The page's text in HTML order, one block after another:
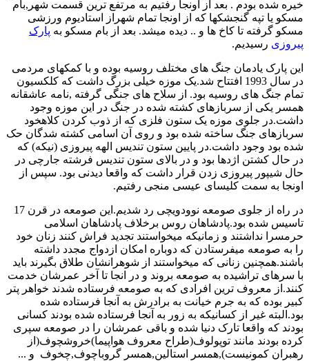
خیره شده بودم . بعد از اونجا رفتیم به مرتفع ترین قسمت شهر,بام
مسکو یا تپه گنجشکها که از اونجا تمام شهراز استادیوم ورزشی
مسکو گرفته تا کاخ ها و .. دیده میشد. بعد از بام مسکو به پارک
پیروزی رسیدیم.
این پارک یادمان جنگ های مختلف روسیه بوده و با کمکهای مردمی
در سال 1993 افتتاح شد.یک موزه خیلی بزرگ داشت که کلکسیون
تمام جنگ های روسیه بود. از سلاح های جنگی گرفته ,نامه عاشقانه
همسر یکی از سربازهای کشته شده در جنگ در این موزه وجود
داشت.در جلوی موزه یک ستون فلزی که از ذوب کردن کلاهخود
سربازهای جنگ ساخته شده بود و روی آن اسامی کشته شدگان حک
شده بود وجود داشت.در پایین ستون تندیس الهه پیروزی (نیکه) که
در حال کشتن اژدها بود و در بالای ستون تندیس فرشته جارچی در
حال شیپور پیروزی زدن قرار داشت که واقعا دیدنی بود. سپس از
اونجا به سمت کلیسای عیسی منجی رفتیم.
در راه از جلوی صومعه نوودویچی رد شدیم.این صومعه در قرن 17
تاسیس شده بود.پادشاهان روس برخلاف پادشاهان اسلامی
حرمسرا نداشتند و زمانیکه میخواستند تجدید فراش کنند زنان خود
را به صومعه میفرستادن که دوباره امکان ازدواج مجدد داشته
باشند.همچنین زنانی که میخواستند از شوهرانشان طلاق بگیرند باید
با سرهای تراشیده به صومعه بروند و در انجا تا آخر عمرشان خدمت
کنند.از معروف ترین افرادی که به صومعه فرستاده شدند خواهر پتر
کبیر بوده که به جرم خیانت به برادرش به آنجا فرستاده شده
بود.البته غیر از کسانیکه به زور به آنجا فرستاده شده بودند کسانی
بودند که واقعا تارک دنیا شده و باقی عمرشان را در صومعه سپری
کرده بودند مانند توپولوف(طراح معروف هواپیما)خروشچوف(از
رهبران کمونیست),همسر استالین,همسر گروباچوف,چخوف و ...